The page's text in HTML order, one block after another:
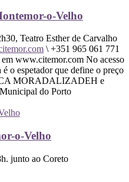
o-Velho
Teatro Esther de Carvalho
\ +351 965 061 771
www.citemor.com No acesso
o espetador que define o preço
MORADALIZADEH e
do Porto
o-Velho
junto ao Coreto